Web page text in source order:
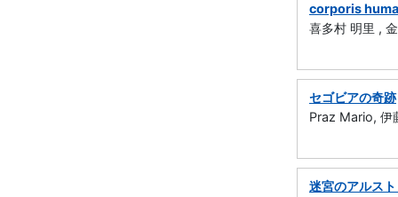
corporis
喜多村 明里 ,
セゴビアの奇跡
Praz Mario, 伊
迷宮のアルス